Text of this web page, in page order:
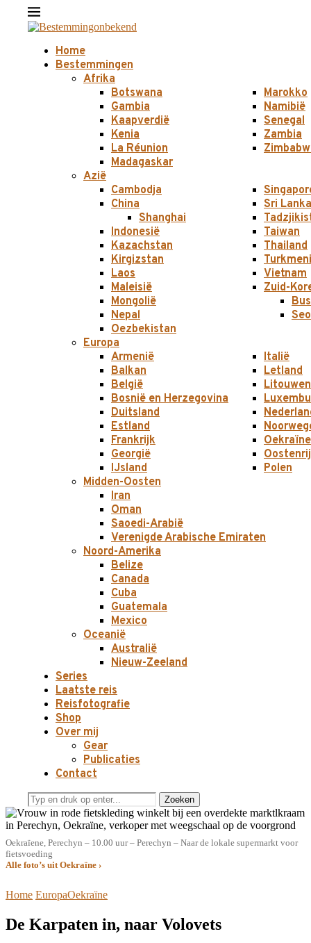
Home
Bestemmingen
Afrika
Botswana
Gambia
Kaapverdië
Kenia
La Réunion
Madagaskar
Marokko
Namibië
Senegal
Zambia
Azië
Cambodja
China
Shanghai
Indonesië
Kazachstan
Kirgizstan
Laos
Maleisië
Mongolië
Nepal
Oezbekistan
Sri Lanka
Taiwan
Thailand
Vietnam
Zuid-
Europa
Armenië
Balkan
België
Bosnië en Herzegovina
Duitsland
Estland
Frankrijk
Georgië
IJsland
Italië
Letland
Litouwen
Oekraïne
Polen
Midden-Oosten
Iran
Oman
Saoedi-Arabië
Verenigde Arabische Emiraten
Noord-Amerika
Belize
Canada
Cuba
Guatemala
Mexico
Oceanië
Australië
Nieuw-Zeeland
Series
Laatste reis
Reisfotografie
Shop
Over mij
Gear
Publicaties
Contact
Zoeken
Oekraïene, Perechyn – 10.00 uur – Perechyn – Naar de lokale supermarkt voor
fietsvoeding
Alle foto’s uit Oekraïne ›
Home EuropaOekraïne
De Karpaten in, naar Volovets